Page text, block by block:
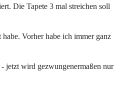
Die Tapete 3 mal streichen soll
Vorher habe ich immer ganz
jetzt wird gezwungenermaßen nur